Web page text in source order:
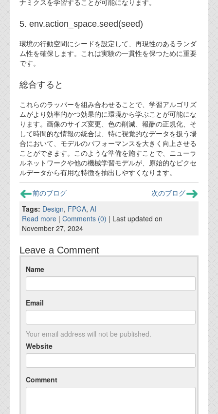
ナミクスを学習することが可能になります。
5. env.action_space.seed(seed)
環境の行動空間にシードを設定して、再現性のあるランダ
ム性を確保します。これは実験の一貫性を保つために重要
です。
総合すると
これらのラッパーを組み合わせることで、学習アルゴリズ
ムがより効率的かつ効果的に環境から学ぶことが可能にな
ります。画像のサイズ変更、色の削減、報酬の正規化、そ
して時間的な情報の統合は、特に視覚的なデータを扱う場
合において、モデルのパフォーマンスを大きく向上させる
ことができます。このような準備を施すことで、ニューラ
ルネットワークや他の機械学習モデルが、原始的なピクセ
ルデータから有用な特徴を抽出しやすくなります。
前のブログ
次のブログ
Tags: Design, FPGA, AI
Read more | Comments (0) | Last updated on
November 27, 2024
Leave a Comment
Name
Email
Your email address will not be published.
Website
Comment